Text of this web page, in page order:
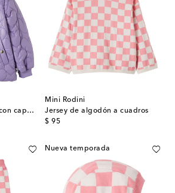
Chaqueta acolchada con capucha
Mini Rodini
Jersey de algodón a cuadros
$ 95
original price
Nueva temporada